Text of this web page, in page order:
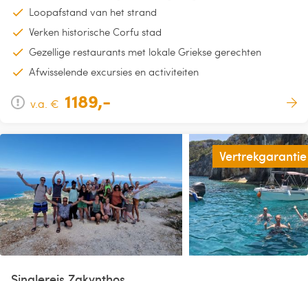
Loopafstand van het strand
Verken historische Corfu stad
Gezellige restaurants met lokale Griekse gerechten
Afwisselende excursies en activiteiten
v.a. € 1189,-
Vertrekgarantie